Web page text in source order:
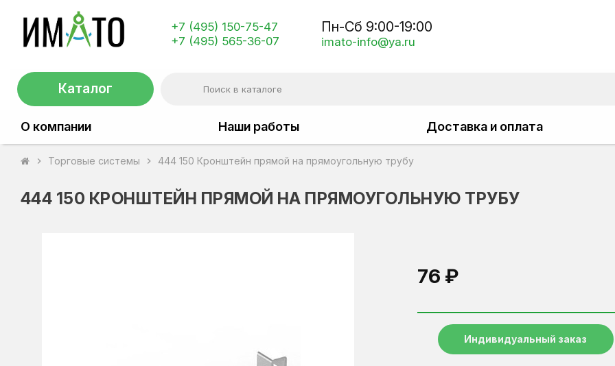
+7 (495) 150-75-47
+7 (495) 565-36-07
Пн-Сб 9:00-19:00
imato-info@ya.ru
Каталог
О компании Наши работы Доставка и оплата
chevron_right Торговые системы chevron_right 444 150 Кронштейн прямой на прямоугольную трубу
444 150 КРОНШТЕЙН ПРЯМОЙ НА ПРЯМОУГОЛЬНУЮ ТРУБУ
76 ₽
Индивидуальный заказ